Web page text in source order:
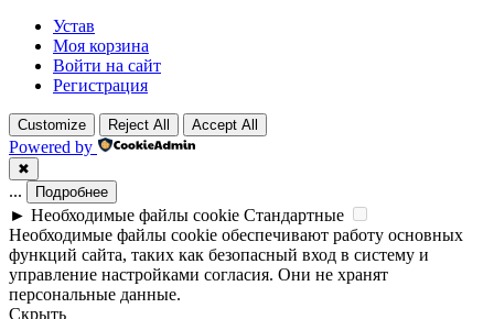
Устав
Моя корзина
Войти на сайт
Регистрация
Customize Reject All Accept All
Powered by
✖
... Подробнее
► Необходимые файлы cookie Стандартные
Необходимые файлы cookie обеспечивают работу основных
функций сайта, таких как безопасный вход в систему и
управление настройками согласия. Они не хранят
персональные данные.
Скрыть